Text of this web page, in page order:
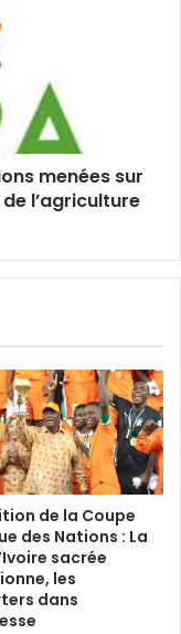
menées sur
l’agriculture
de la Coupe
des Nations : La
sacrée
les
dans